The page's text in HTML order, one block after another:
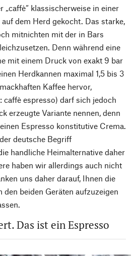
„caffè“ klassischerweise in einer
dem Herd gekocht. Das starke,
mitnichten mit der in Bars
Denn während eine
mit einem Druck von exakt 9 bar
Herdkannen maximal 1,5 bis 3
Kaffee hervor,
caffè espresso) darf sich jedoch
erzeugte Variante nennen, denn
Espresso konstitutive Crema.
deutsche Begriff
handliche Heimalternative daher
haben wir allerdings auch nicht
uns daher darauf, Ihnen die
den beiden Geräten aufzuzeigen
Das ist ein Espresso